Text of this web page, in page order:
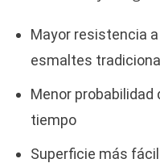
Mayor resistencia
esmaltes
Menor
tiempo
Superficie más